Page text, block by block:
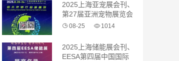
2025上海亚宠展会刊、
第27届亚洲宠物展览会
参展商名录
08-25 1014
2025上海储能展会刊、
EESA第四届中国国际